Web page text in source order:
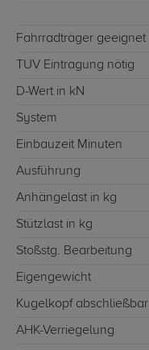
Fahrradträger geeignet
TÜV Eintragung nötig
D-Wert in kN
System
Einbauzeit Minuten
Ausführung
Anhängelast in kg
Stützlast in kg
Stoßstg. Bearbeitung
Eigengewicht
Kugelkopf abschließbar
AHK-Verriegelung